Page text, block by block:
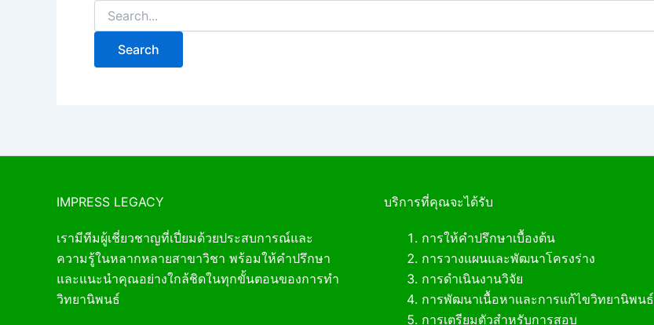
IMPRESS LEGACY
เรามีทีมผู้เชี่ยวชาญที่เปี่ยมด้วยประสบการณ์และ
ความรู้ในหลากหลายสาขาวิชา พร้อมให้คำปรึกษา
และแนะนำคุณอย่างใกล้ชิดในทุกขั้นตอนของการทำ
วิทยานิพนธ์
บริการที่คุณจะได้รับ
การให้คำปรึกษาเบื้องต้น
การวางแผนและพัฒนาโครงร่าง
การดำเนินงานวิจัย
การพัฒนาเนื้อหาและการแก้ไขวิทยานิพนธ์
การเตรียมตัวสำหรับการสอบ